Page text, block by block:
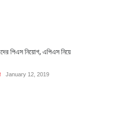
পিএস নিয়োগ, এপিএস নিয়ে
January 12, 2019